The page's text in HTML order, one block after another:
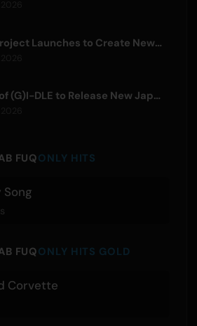
Synxro Project Launches to Create New IP from Fictional Anime Openings
MIYEON of (G)I-DLE to Release New Japanese Digital Single 'RUN AWAY'
FUQONLY HITS
Song
FUQONLY HITS GOLD
Corvette